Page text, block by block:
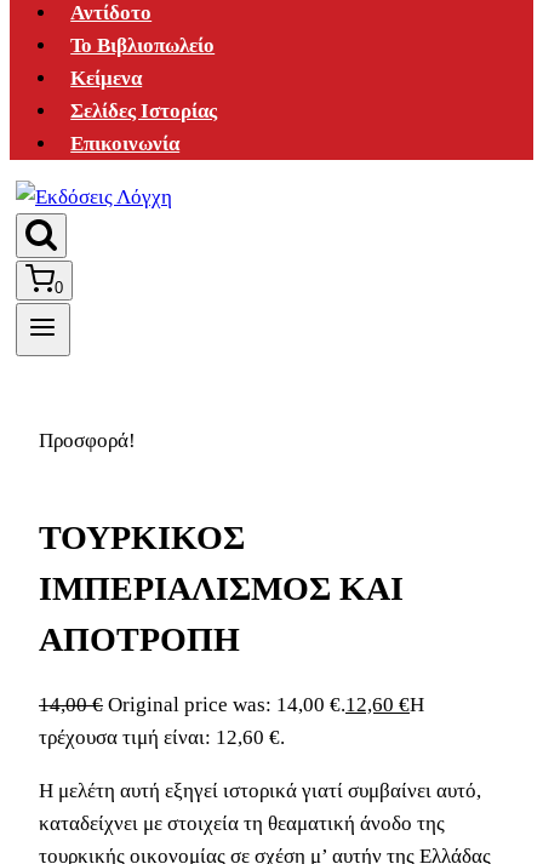
Αντίδοτο
Το Βιβλιοπωλείο
Κείμενα
Σελίδες Ιστορίας
Επικοινωνία
0
Προσφορά!
ΤΟΥΡΚΙΚΟΣ
ΙΜΠΕΡΙΑΛΙΣΜΟΣ ΚΑΙ
ΑΠΟΤΡΟΠΗ
14,00€ Original price was: 14,00 €.12,60 €Η
τρέχουσα τιμή είναι: 12,60 €.
Η μελέτη αυτή εξηγεί ιστορικά γιατί συμβαίνει αυτό,
καταδείχνει με στοιχεία τη θεαματική άνοδο της
τουρκικής οικονομίας σε σχέση μ’ αυτήν της Ελλάδας